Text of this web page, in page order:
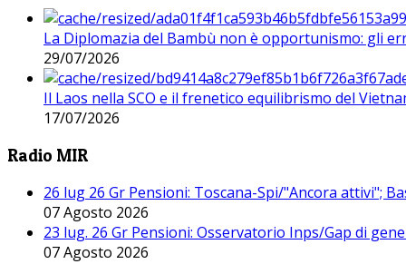
La Diplomazia del Bambù non è opportunismo: gli
29/07/2026
Il Laos nella SCO e il frenetico equilibrismo del
17/07/2026
Radio MIR
26 lug 26 Gr Pensioni: Toscana-Spi/"Ancora attivi";
07 Agosto 2026
23 lug. 26 Gr Pensioni: Osservatorio Inps/Gap di
07 Agosto 2026